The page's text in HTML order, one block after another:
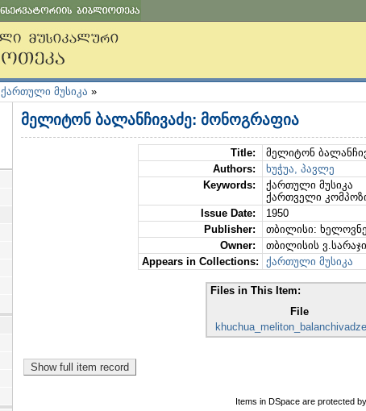
ქართული მუსიკა »
მელიტონ ბალანჩივაძე: მონოგრაფია
Title:
მელიტონ
Authors:
ხუჭუა, პავლე
Keywords:
ქართული მუსიკა
ქართველი
Issue Date:
1950
Publisher:
თბილისი:
Owner:
თბილისის
Appears in Collections:
ქართული მუსიკა
Files in This Item:
File
Items in DSpace are protected